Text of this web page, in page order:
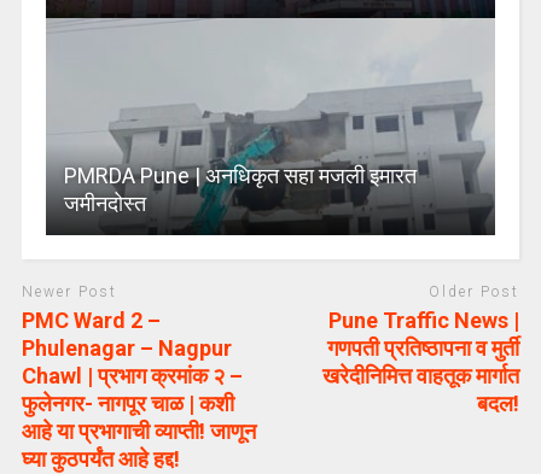
PMRDA Pune | अनधिकृत सहा मजली इमारत
जमीनदोस्त
Newer Post
PMC Ward 2 –
Phulenagar – Nagpur
Chawl | प्रभाग क्रमांक २ –
फुलेनगर- नागपूर चाळ | कशी
आहे या प्रभागाची व्याप्ती! जाणून
घ्या कुठपर्यंत आहे हद्द!
Older Post
Pune Traffic News |
गणपती प्रतिष्ठापना व मुर्ती
खरेदीनिमित्त वाहतूक मार्गात
बदल!